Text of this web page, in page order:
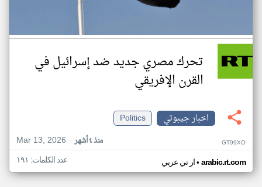
تحرك مصري جديد ضد إسرائيل في
القرن الإفريقي
اخبار جيبوتي
Politics
Mar 13, 2026
منذ ٤ أشهر GT99XO
ار تي عربي• arabic.rt.com عدد الكلمات: ١٩١